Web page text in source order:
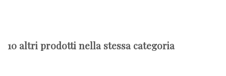
10 altri prodotti nella stessa categoria